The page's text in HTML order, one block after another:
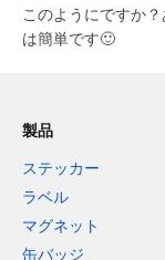
このようにですか
は簡単です🙂
製品
ステッカー
ラベル
マグネット
缶バッジ